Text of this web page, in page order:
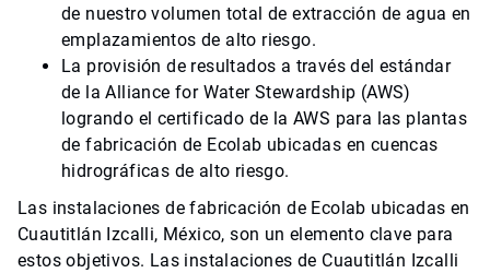
de nuestro volumen total de extracción de agua en
emplazamientos de alto riesgo.
La provisión de resultados a través del estándar
de la Alliance for Water Stewardship (AWS)
logrando el certificado de la AWS para las plantas
de fabricación de Ecolab ubicadas en cuencas
hidrográficas de alto riesgo.
Las instalaciones de fabricación de Ecolab ubicadas en
Cuautitlán Izcalli, México, son un elemento clave para
estos objetivos. Las instalaciones de Cuautitlán Izcalli